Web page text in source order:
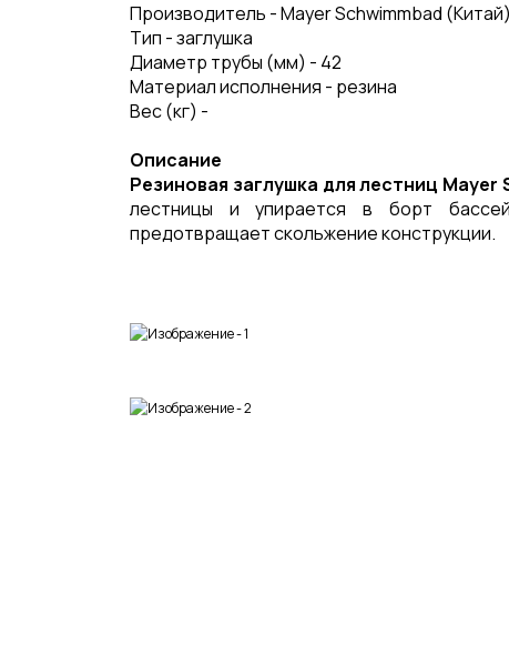
Производитель - Mayer Schwimmbad (Китай)
Тип - заглушка
Диаметр трубы (мм) - 42
Материал исполнения - резина
Вес (кг) -
Описание
Резиновая заглушка для лестниц Mayer
лестницы и упирается в борт
предотвращает скольжение конструкции.